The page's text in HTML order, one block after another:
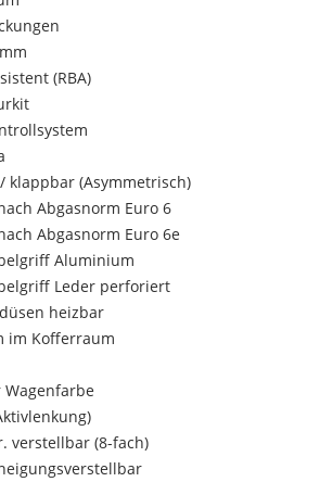
(RBA)
klappbar (Asymmetrisch)
Abgasnorm Euro 6
Abgasnorm Euro 6e
Aluminium
Leder perforiert
heizbar
im Kofferraum
verstellbar (8-fach)